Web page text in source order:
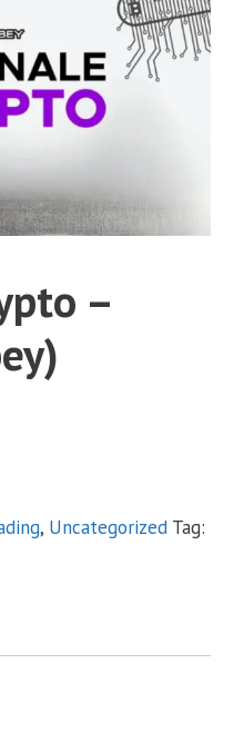
–
, Uncategorized Tag: